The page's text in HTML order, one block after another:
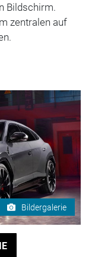
Bildschirm.
zentralen auf
Bildergalerie